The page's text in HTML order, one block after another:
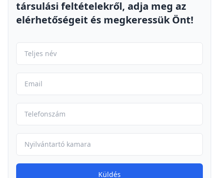
társulási feltételekről, adja meg az
elérhetőségeit és megkeressük Önt!
Küldés